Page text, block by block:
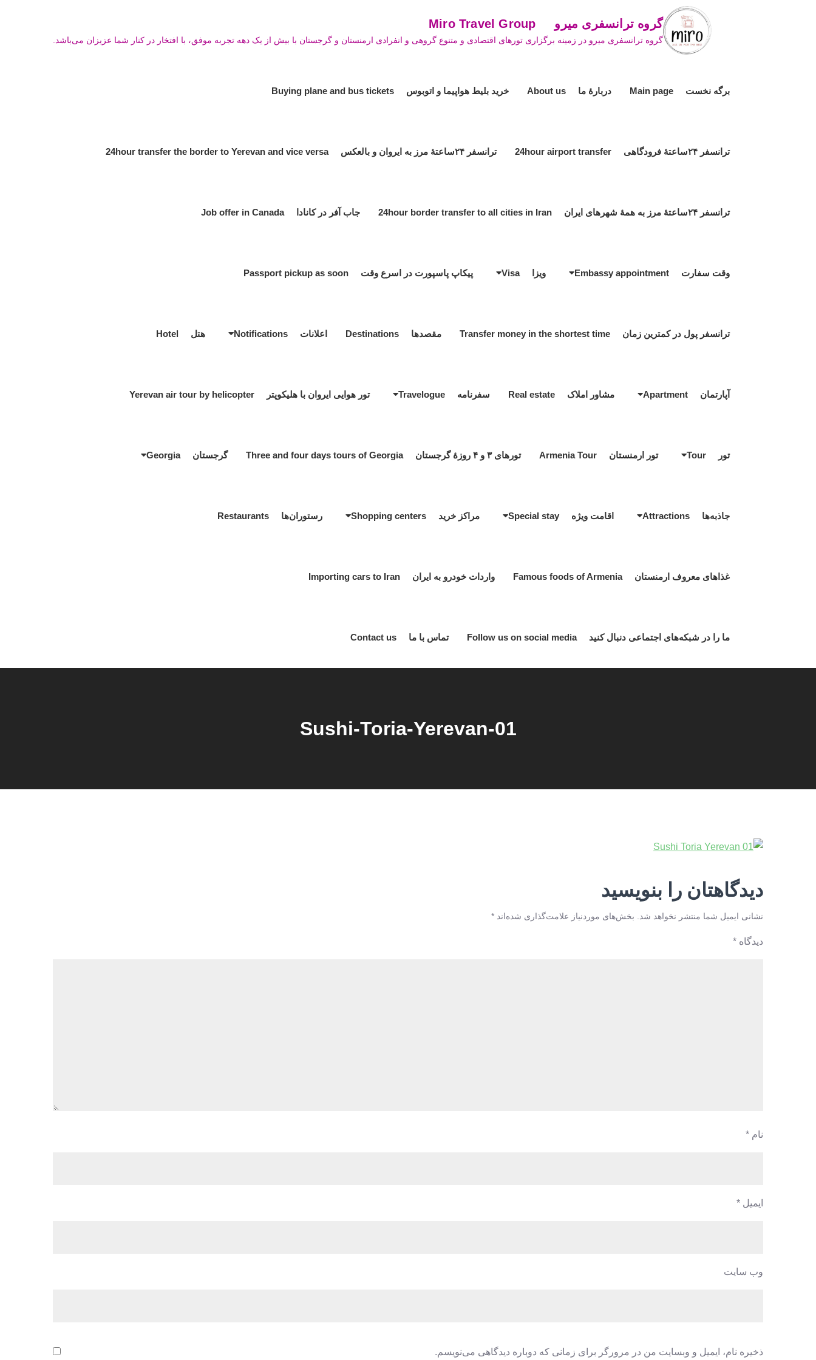
گروه ترانسفری میرو Miro Travel Group
گروه ترانسفری میرو در زمینه برگزاری تورهای اقتصادی و متنوع گروهی و انفرادی ارمنستان و گرجستان با بیش از یک دهه تجربه موفق، با افتخار در کنار شما عزیزان می‌باشد.
برگه نخست Main page دربارۀ ما About us خرید بلیط هواپیما و اتوبوس Buying plane and bus tickets
ترانسفر ۲۴ساعتۀ فرودگاهی 24hour airport transfer ترانسفر ۲۴ساعتۀ مرز به ایروان و بالعکس 24hour transfer the border to Yerevan and vice versa
ترانسفر ۲۴ساعتۀ مرز به همۀ شهرهای ایران 24hour border transfer to all cities in Iran جاب آفر در کانادا Job offer in Canada
وقت سفارت Embassy appointment ویزا Visa پیکاپ پاسپورت در اسرع وقت Passport pickup as soon
ترانسفر پول در کمترین زمان Transfer money in the shortest time مقصدها Destinations اعلانات Notifications هتل Hotel
آپارتمان Apartment مشاور املاک Real estate سفرنامه Travelogue تور هوایی ایروان با هلیکوپتر Yerevan air tour by helicopter
تور Tour تور ارمنستان Armenia Tour تورهای ۳ و ۴ روزۀ گرجستان Three and four days tours of Georgia گرجستان Georgia
جاذبه‌ها Attractions اقامت ویژه Special stay مراکز خرید Shopping centers رستوران‌ها Restaurants
غذاهای معروف ارمنستان Famous foods of Armenia واردات خودرو به ایران Importing cars to Iran
ما را در شبکه‌های اجتماعی دنبال کنید Follow us on social media تماس با ما Contact us
Sushi-Toria-Yerevan-01
دیدگاهتان را بنویسید
نشانی ایمیل شما منتشر نخواهد شد. بخش‌های موردنیاز علامت‌گذاری شده‌اند *
دیدگاه *
نام *
ایمیل *
وب‌ سایت
ذخیره نام، ایمیل و وبسایت من در مرورگر برای زمانی که دوباره دیدگاهی می‌نویسم.